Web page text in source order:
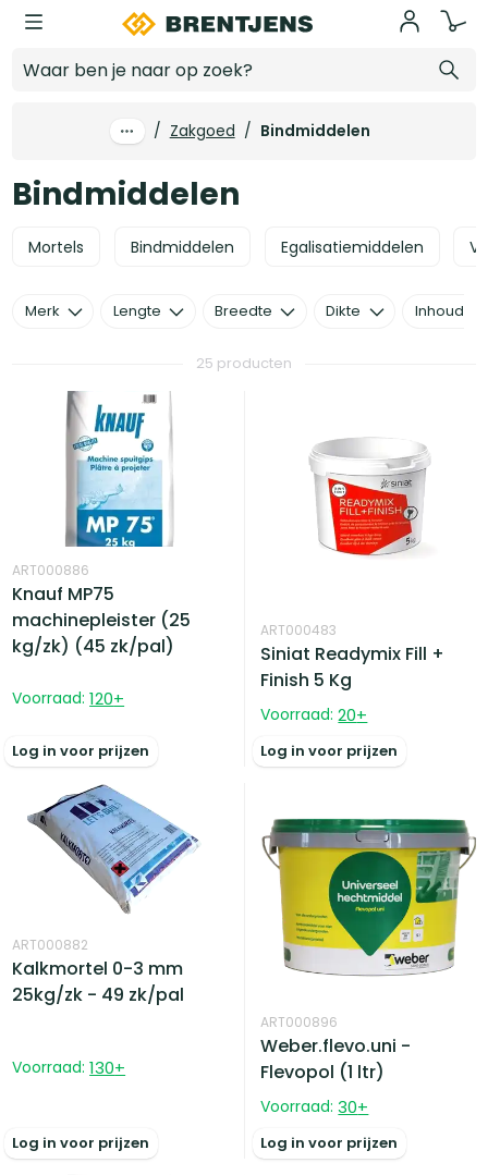
Ga naar hoofdinhoud
/ Zakgoed / Bindmiddelen
Bindmiddelen
Mortels Bindmiddelen Egalisatiemiddelen
25 producten
ART000886
Knauf MP75
machinepleister (25
kg/zk) (45 zk/pal)
Voorraad: 120+
Log in voor prijzen
ART000483
Siniat Readymix Fill +
Finish 5 Kg
Voorraad: 20+
Log in voor prijzen
ART000882
Kalkmortel 0-3 mm
25kg/zk - 49 zk/pal
Voorraad: 130+
Log in voor prijzen
ART000896
Weber.flevo.uni -
Flevopol (1 ltr)
Voorraad: 30+
Log in voor prijzen
Merk Lengte Breedte Dikte Inhoud